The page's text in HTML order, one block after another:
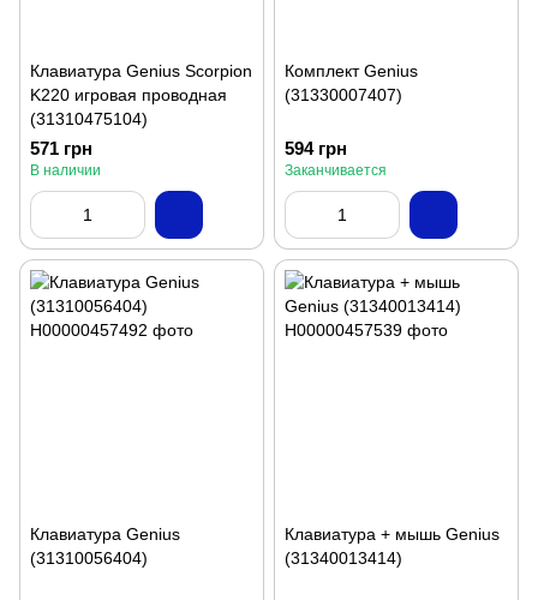
Клавиатура Genius Scorpion
K220 игровая проводная
(31310475104)
571 грн
В наличии
Комплект Genius
(31330007407)
594 грн
Заканчивается
Клавиатура Genius
(31310056404)
Клавиатура + мышь Genius
(31340013414)